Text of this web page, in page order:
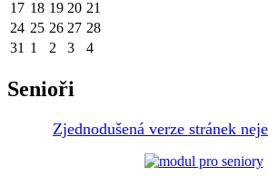
17 18 19 20 21
24 25 26 27 28
31 1 2 3 4
Senioři
Zjednodušená verze stránek